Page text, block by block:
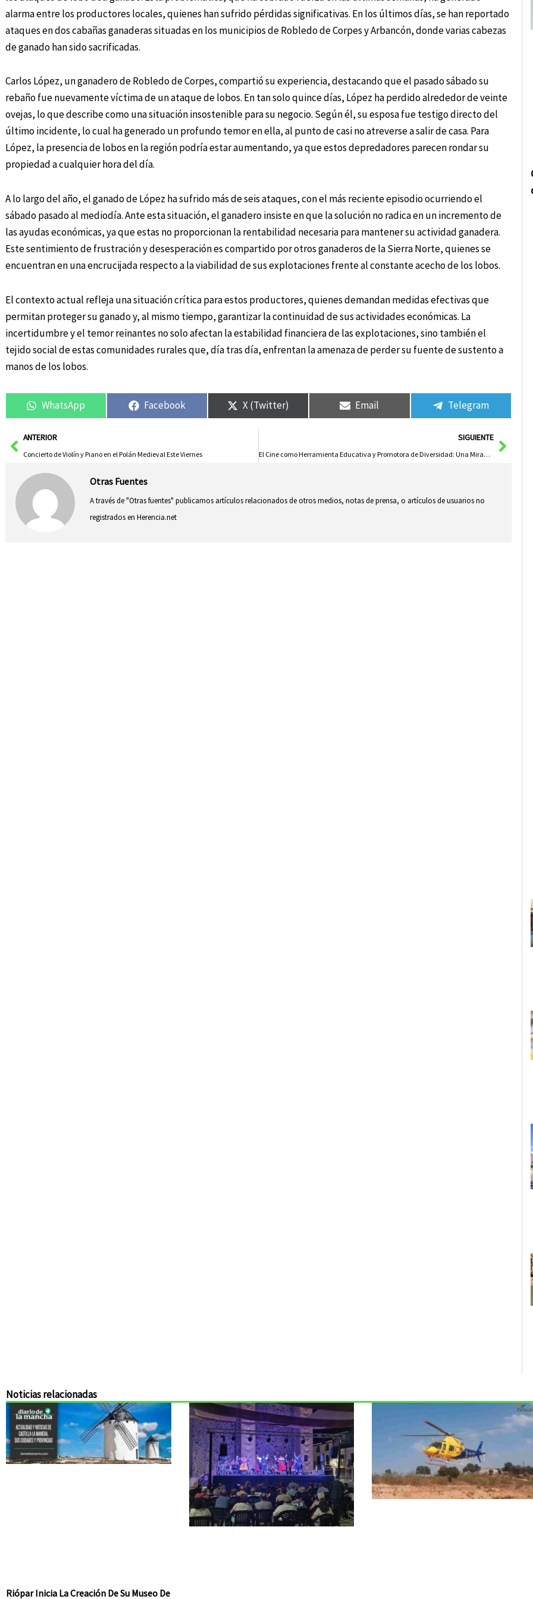
alarma entre los productores locales, quienes han sufrido pérdidas significativas. En los últimos días, se han reportado
ataques en dos cabañas ganaderas situadas en los municipios de Robledo de Corpes y Arbancón, donde varias cabezas
de ganado han sido sacrificadas.
Carlos López, un ganadero de Robledo de Corpes, compartió su experiencia, destacando que el pasado sábado su
rebaño fue nuevamente víctima de un ataque de lobos. En tan solo quince días, López ha perdido alrededor de veinte
ovejas, lo que describe como una situación insostenible para su negocio. Según él, su esposa fue testigo directo del
último incidente, lo cual ha generado un profundo temor en ella, al punto de casi no atreverse a salir de casa. Para
López, la presencia de lobos en la región podría estar aumentando, ya que estos depredadores parecen rondar su
propiedad a cualquier hora del día.
A lo largo del año, el ganado de López ha sufrido más de seis ataques, con el más reciente episodio ocurriendo el
sábado pasado al mediodía. Ante esta situación, el ganadero insiste en que la solución no radica en un incremento de
las ayudas económicas, ya que estas no proporcionan la rentabilidad necesaria para mantener su actividad ganadera.
Este sentimiento de frustración y desesperación es compartido por otros ganaderos de la Sierra Norte, quienes se
encuentran en una encrucijada respecto a la viabilidad de sus explotaciones frente al constante acecho de los lobos.
El contexto actual refleja una situación crítica para estos productores, quienes demandan medidas efectivas que
permitan proteger su ganado y, al mismo tiempo, garantizar la continuidad de sus actividades económicas. La
incertidumbre y el temor reinantes no solo afectan la estabilidad financiera de las explotaciones, sino también el
tejido social de estas comunidades rurales que, día tras día, enfrentan la amenaza de perder su fuente de sustento a
manos de los lobos.
WhatsApp Facebook X (Twitter) Email Telegram
AntANTERIOR
Concierto de Violín y Piano en el Polán Medieval Este Viernes
SIGUIENTE
El Cine como Herramienta Educativa y Promotora de Diversidad: Una Mirada a los Premios Pávez
Otras Fuentes
A través de "Otras fuentes" publicamos artículos relacionados de otros medios, notas de prensa, o artículos de usuarios no
registrados en Herencia.net
Noticias relacionadas
Riópar Inicia La Creación De Su Museo De